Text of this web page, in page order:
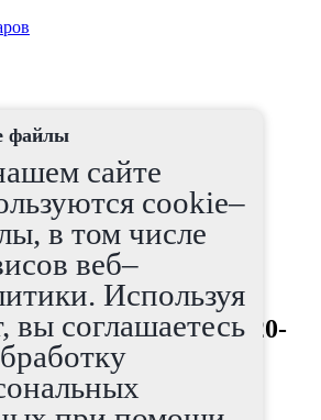
Р 57837(АСЧМ 20-93)
Р 57837(АСЧМ 20-
файлы
сайте
cookie–
в том числе
веб–
Используя
вы соглашаетесь